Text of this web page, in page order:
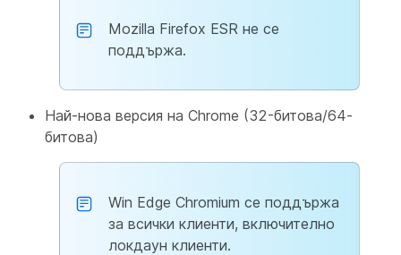
Mozilla Firefox ESR не се
поддържа.
Най-нова версия на Chrome (32-битова/64-
битова)
Win Edge Chromium се поддържа
за всички клиенти, включително
локдаун клиенти.